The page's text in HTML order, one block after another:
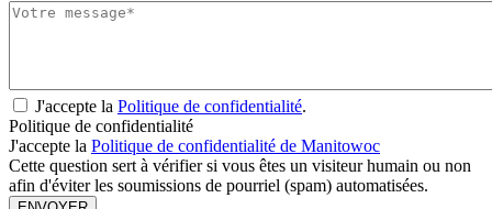
J'accepte la Politique de confidentialité.
Politique de confidentialité
J'accepte la Politique de confidentialité de Manitowoc
Cette question sert à vérifier si vous êtes un visiteur humain ou non
afin d'éviter les soumissions de pourriel (spam) automatisées.